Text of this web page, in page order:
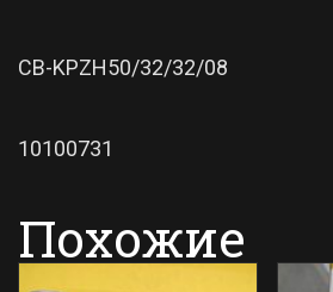
CB-KPZH50/32/32/08
10100731
Похожие